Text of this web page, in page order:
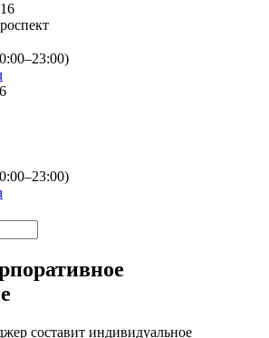
составит индивидуальное